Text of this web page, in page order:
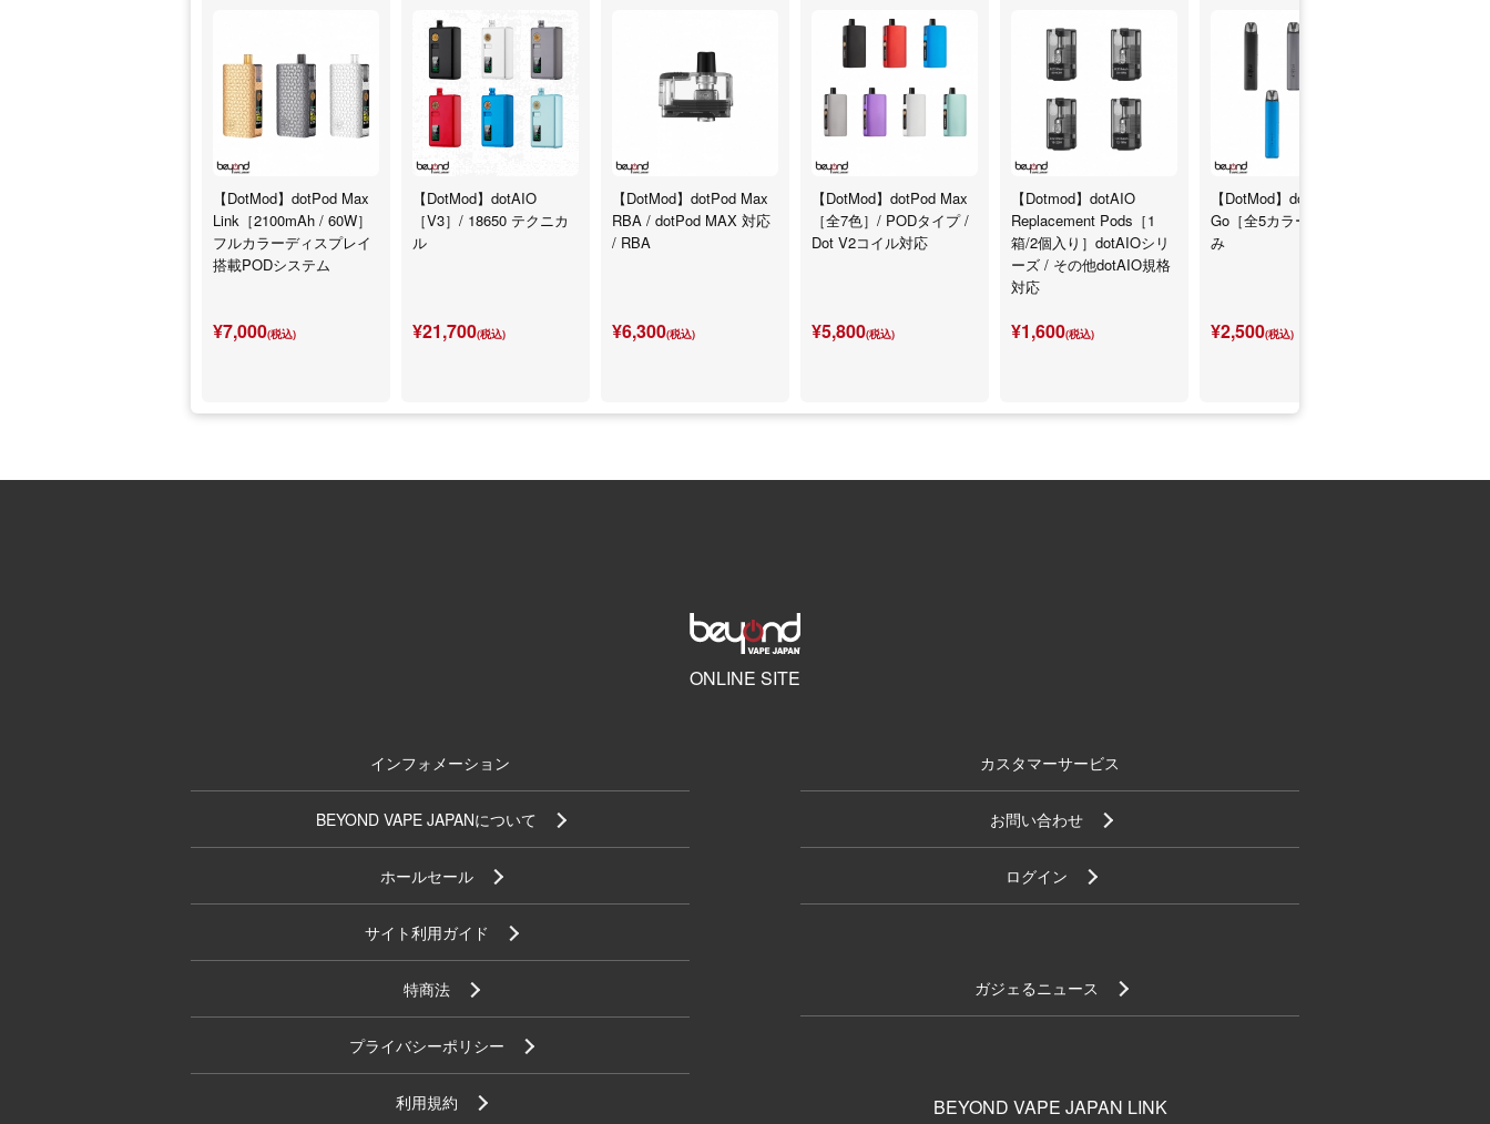
【DotMod】dotPod Max
Link［2100mAh / 60W］
フルカラーディスプレイ
搭載PODシステム
¥7,000(税込)
【DotMod】dotAIO
［V3］/ 18650 テクニカ
ル
¥21,700(税込)
【DotMod】dotPod Max
RBA / dotPod MAX 対応
/ RBA
¥6,300(税込)
【DotMod】dotPod Max
［全7色］/ PODタイプ /
Dot V2コイル対応
¥5,800(税込)
【Dotmod】dotAIO
Replacement Pods［1
箱/2個入り］dotAIOシリ
ーズ / その他dotAIO規格
対応
¥1,600(税込)
【DotMod】dotPod
Go［全5カラー］本体の
み
¥2,500(税込)
ONLINE SITE
インフォメーション
BEYOND VAPE JAPANについて
ホールセール
サイト利用ガイド
特商法
プライバシーポリシー
利用規約
カスタマーサービス
お問い合わせ
ログイン
ガジェるニュース
BEYOND VAPE JAPAN LINK